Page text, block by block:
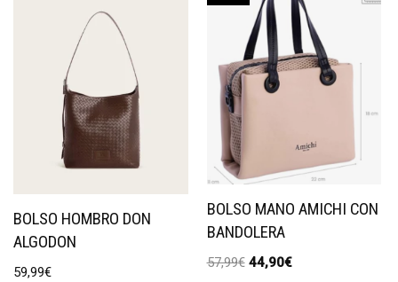
BOLSO HOMBRO DON
ALGODON
59,99€
BOLSO MANO AMICHI CON
BANDOLERA
57,99€ 44,90€